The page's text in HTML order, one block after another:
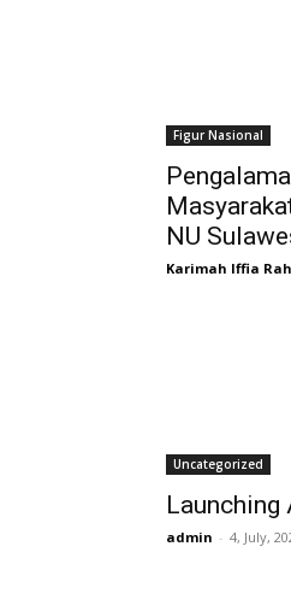
Figur Nasional
NU
Karimah Iffia
Uncategorized
Launching
admin - 4, July,